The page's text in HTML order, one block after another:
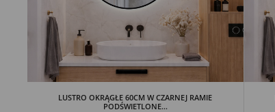
LUSTRO OKRĄGŁE 60CM W CZARNEJ RAMIE
PODŚWIETLONE...